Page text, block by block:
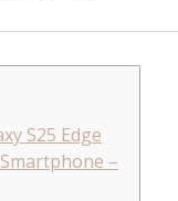
S25 Edge
–